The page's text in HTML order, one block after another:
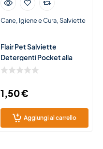
Cane Igiene e Cura Salviette
Flair Pet Salviette
Detergenti Pocket alla
Clorexidina per Cani e Gatti
1,50€
Aggiungi al carrello